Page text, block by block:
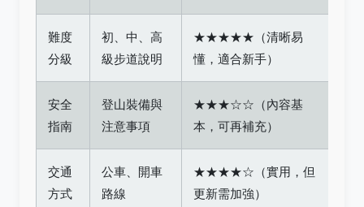
難度
分級
初、中、高
級步道說明
★★★★★（清晰易
懂，適合新手）
安全
指南
登山裝備與
注意事項
★★★☆☆（內容基
本，可再補充）
交通
方式
公車、開車
路線
★★★★☆（實用，但
更新需加強）